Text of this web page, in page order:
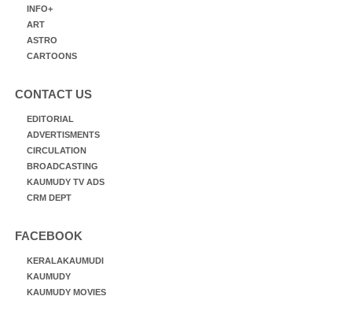
INFO+
ART
ASTRO
CARTOONS
CONTACT US
EDITORIAL
ADVERTISMENTS
CIRCULATION
BROADCASTING
KAUMUDY TV ADS
CRM DEPT
FACEBOOK
KERALAKAUMUDI
KAUMUDY
KAUMUDY MOVIES